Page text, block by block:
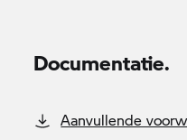
Documentatie.
Aanvullende